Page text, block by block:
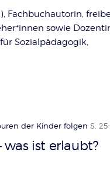
Fachbuchautorin,
sowie
Sozialpädagogik,
der Kinder folgen S.
was ist erlaubt?